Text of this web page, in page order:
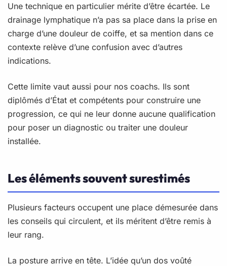
Une technique en particulier mérite d’être écartée. Le
drainage lymphatique n’a pas sa place dans la prise en
charge d’une douleur de coiffe, et sa mention dans ce
contexte relève d’une confusion avec d’autres
indications.
Cette limite vaut aussi pour nos coachs. Ils sont
diplômés d’État et compétents pour construire une
progression, ce qui ne leur donne aucune qualification
pour poser un diagnostic ou traiter une douleur
installée.
Les éléments souvent surestimés
Plusieurs facteurs occupent une place démesurée dans
les conseils qui circulent, et ils méritent d’être remis à
leur rang.
La posture arrive en tête. L’idée qu’un dos voûté